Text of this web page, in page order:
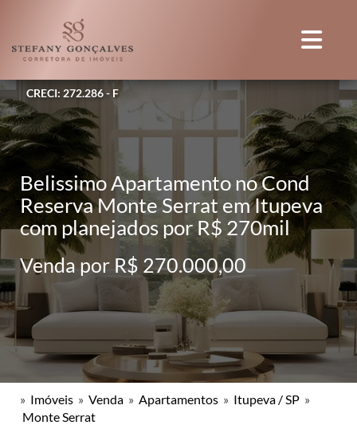
CRECI: 272.286 - F
Belissimo Apartamento no Cond
Reserva Monte Serrat em Itupeva
com planejados por R$ 270mil
Venda por R$ 270.000,00
» Imóveis » Venda » Apartamentos » Itupeva / SP »
Monte Serrat